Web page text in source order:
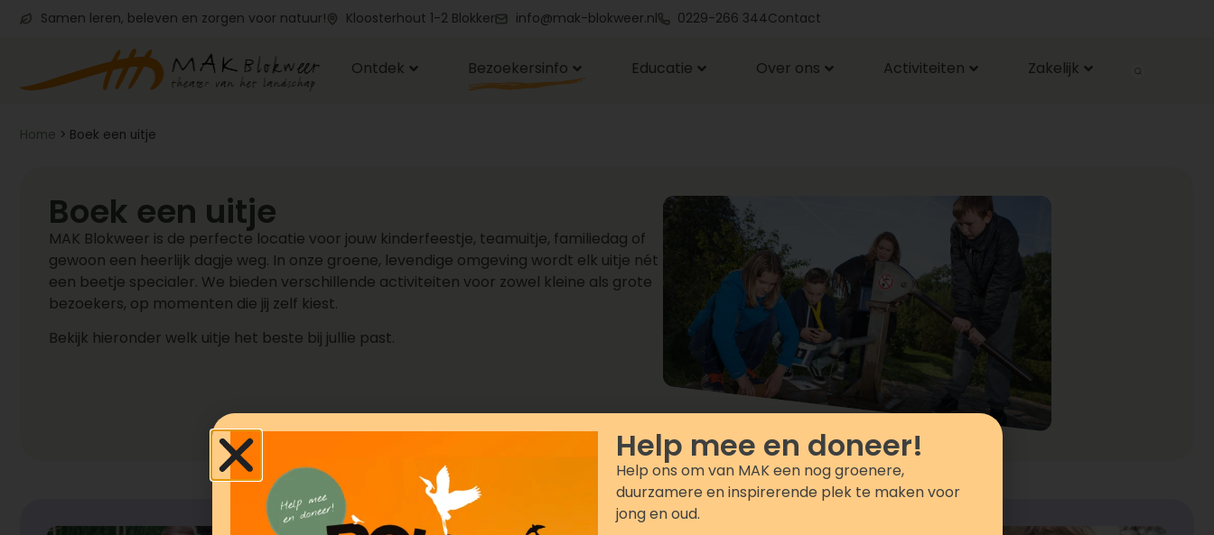
Samen leren, beleven en zorgen voor natuur! Kloosterhout 1-2 Blokker info@mak-blokweer.nl 0229-266 344Contact
Ontdek Bezoekersinfo Educatie Over ons Activiteiten Zakelijk
Home > Boek een uitje
Boek een uitje
MAK Blokweer is de perfecte locatie voor jouw kinderfeestje, teamuitje, familiedag of
gewoon een heerlijk dagje weg. In onze groene, levendige omgeving wordt elk uitje nét
een beetje specialer. We bieden verschillende activiteiten voor zowel kleine als grote
bezoekers, op momenten die jij zelf kiest.
Bekijk hieronder welk uitje het beste bij jullie past.
Help mee en doneer!
Help ons om van MAK een nog groenere,
duurzamere en inspirerende plek te maken voor
jong en oud.